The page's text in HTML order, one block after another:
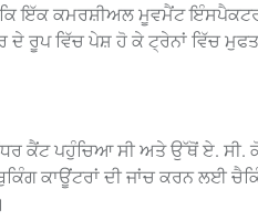
ਇੱਕ ਕਮਰਸ਼ੀਅਲ ਮੂਵਮੈਂਟ
ਰੂਪ ਵਿੱਚ ਪੇਸ਼ ਹੋ ਕੇ ਟ੍ਰੇਨਾਂ ਵਿੱਚ
ਕੈਂਟ ਪਹੁੰਚਿਆ ਸੀ ਅਤੇ ਉੱਥੋਂ ਏ. ਸੀ.
ਕਾਊਂਟਰਾਂ ਦੀ ਜਾਂਚ ਕਰਨ ਲਈ